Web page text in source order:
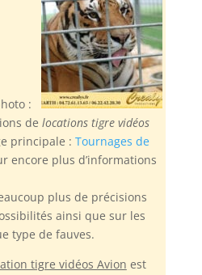
:
de locations tigre vidéos
principale : Tournages de
encore plus d’informations
plus de précisions
ainsi que sur les
type de fauves.
tigre vidéos Avion est